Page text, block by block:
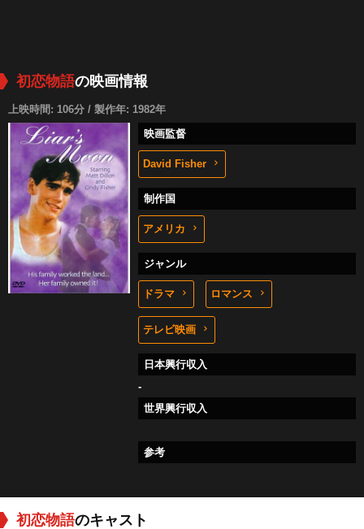
初恋物語の映画情報
上映時間: 106分 / 製作年: 1982年
映画監督
David Fisher
制作国
アメリカ
ジャンル
ドラマ ロマンス
テレビ映画
日本興行収入
-
世界興行収入
参考
初恋物語のキャスト